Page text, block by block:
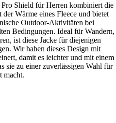
Shield für Herren kombiniert die
Wärme eines Fleece und bietet
Outdoor-Aktivitäten bei
Bedingungen. Ideal für Wandern,
ist diese Jacke für diejenigen
Wir haben dieses Design mit
damit es leichter und mit einem
sie zu einer zuverlässigen Wahl für
macht.